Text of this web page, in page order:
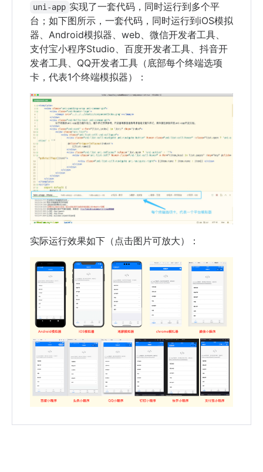
uni-app 实现了一套代码，同时运行到多个平
台；如下图所示，一套代码，同时运行到iOS模拟
器、Android模拟器、web、微信开发者工具、
支付宝小程序Studio、百度开发者工具、抖音开
发者工具、QQ开发者工具（底部每个终端选项
卡，代表1个终端模拟器）：
实际运行效果如下（点击图片可放大）：